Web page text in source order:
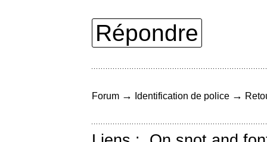
Répondre
Forum → Identification de police →